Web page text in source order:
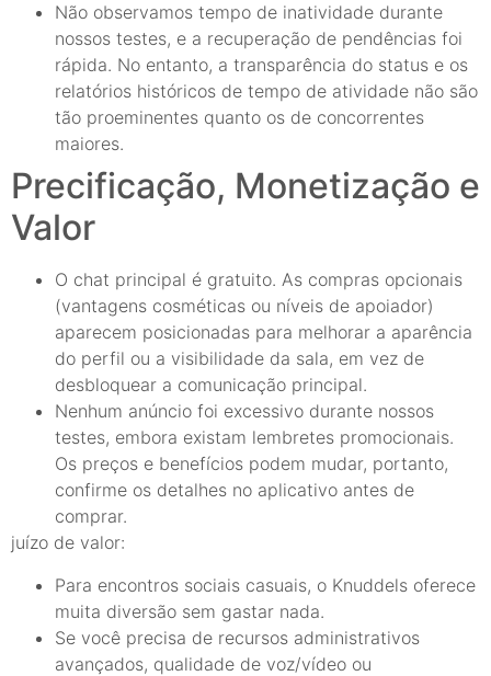
Não observamos tempo de inatividade durante
nossos testes, e a recuperação de pendências foi
rápida. No entanto, a transparência do status e os
relatórios históricos de tempo de atividade não são
tão proeminentes quanto os de concorrentes
maiores.
Precificação, Monetização e
Valor
O chat principal é gratuito. As compras opcionais
(vantagens cosméticas ou níveis de apoiador)
aparecem posicionadas para melhorar a aparência
do perfil ou a visibilidade da sala, em vez de
desbloquear a comunicação principal.
Nenhum anúncio foi excessivo durante nossos
testes, embora existam lembretes promocionais.
Os preços e benefícios podem mudar, portanto,
confirme os detalhes no aplicativo antes de
comprar.
juízo de valor:
Para encontros sociais casuais, o Knuddels oferece
muita diversão sem gastar nada.
Se você precisa de recursos administrativos
avançados, qualidade de voz/vídeo ou